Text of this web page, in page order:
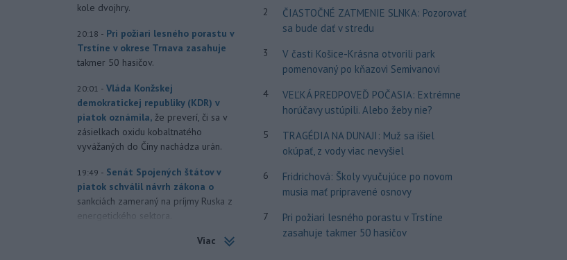
kole dvojhry.
20:18 - Pri požiari lesného porastu v
Trstíne v okrese Trnava zasahuje
takmer 50 hasičov.
20:01 - Vláda Konžskej
demokratickej republiky (KDR) v
piatok oznámila, že preverí, či sa v
zásielkach oxidu kobaltnatého
vyvážaných do Číny nachádza urán.
19:49 - Senát Spojených štátov v
piatok schválil návrh zákona o
sankciách zameraný na príjmy Ruska z
energetického sektora.
Slovenská polícia prispela k
Viac
2
ČIASTOČNÉ ZATMENIE SLNKA: Pozorovať
sa bude dať v stredu
3
V časti Košice-Krásna otvorili park
pomenovaný po kňazovi Semivanovi
4
VEĽKÁ PREDPOVEĎ POČASIA: Extrémne
horúčavy ustúpili. Alebo žeby nie?
5
TRAGÉDIA NA DUNAJI: Muž sa išiel
okúpať, z vody viac nevyšiel
6
Fridrichová: Školy vyučujúce po novom
musia mať pripravené osnovy
7
Pri požiari lesného porastu v Trstíne
zasahuje takmer 50 hasičov